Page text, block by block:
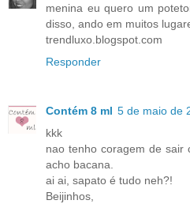
menina eu quero um
disso, ando em muitos
trendluxo.blogspot.com
Responder
Contém 8 ml 5 de maio de
kkk
nao tenho coragem de sair
acho bacana.
ai ai, sapato é tudo neh?!
Beijinhos,